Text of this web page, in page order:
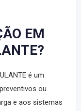
EM
é um
ou
e aos sistemas